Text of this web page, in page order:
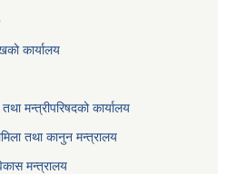
कार्यालय
मन्त्रीपरिषदको कार्यालय
तथा कानुन मन्त्रालय
मन्त्रालय